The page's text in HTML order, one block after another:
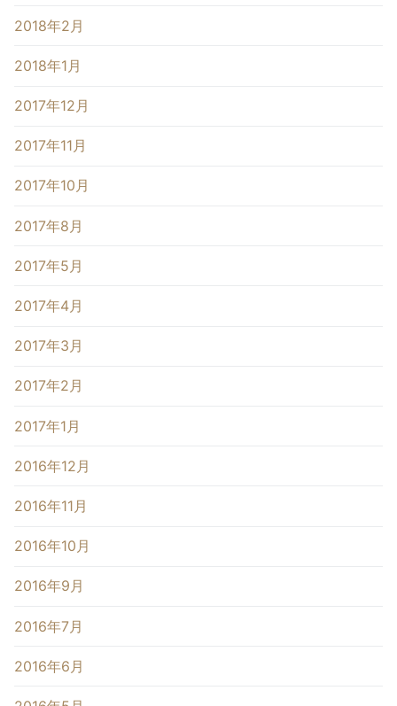
2018年2月
2018年1月
2017年12月
2017年11月
2017年10月
2017年8月
2017年5月
2017年4月
2017年3月
2017年2月
2017年1月
2016年12月
2016年11月
2016年10月
2016年9月
2016年7月
2016年6月